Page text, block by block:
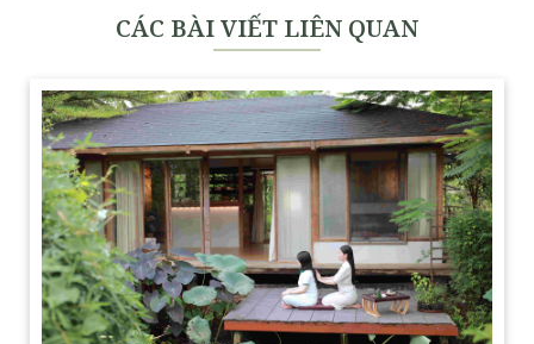
CÁC BÀI VIẾT LIÊN QUAN